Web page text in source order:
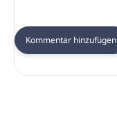
Kommentar hinzufügen